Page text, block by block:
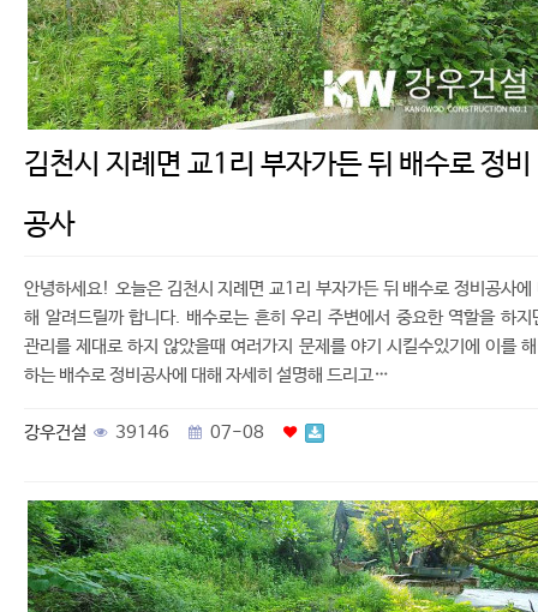
김천시 지례면 교1리 부자가든 뒤 배수로 정비
공사
안녕하세요! 오늘은 김천시 지례면 교1리 부자가든 뒤 배수로 정비공사에
해 알려드릴까 합니다. 배수로는 흔히 우리 주변에서 중요한 역할을 하지
관리를 제대로 하지 않았을때 여러가지 문제를 야기 시킬수있기에 이를
하는 배수로 정비공사에 대해 자세히 설명해 드리고…
강우건설 39146 07-08